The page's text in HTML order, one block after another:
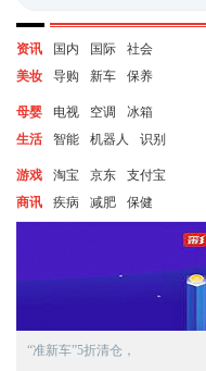
资讯 国内 国际
社会
美妆
导购 新车 保养
母婴 电视 空调
冰箱
生活
智能 机器人 识别
游戏 淘宝 京东
支付宝
商讯
疾病 减肥 保健
“准新车”5折清仓，